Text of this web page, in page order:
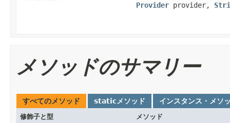
Provider provider,
メソッドのサマリー
すべてのメソッド staticメソッド インスタンス・メソ
修飾子と型 メソッド